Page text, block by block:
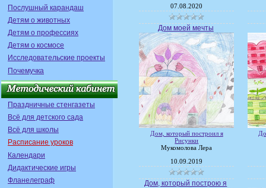
Послушный карандаш
Детям о животных
Детям о профессиях
Детям о космосе
Исследовательские проекты
Почемучка
Праздничные стенгазеты
Всё для детского сада
Всё для школы
Расписание уроков
Календари
Дидактические игры
Фланелеграф
07.08.2020
Дом моей мечты
Дом, который построил я
Рисунки
Мукомолова Лера
10.09.2019
Дом, который построю я